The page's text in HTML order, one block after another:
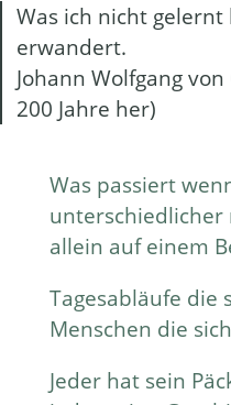
Was ich nicht gelernt
erwandert.
Johann Wolfgang
200 Jahre her)
Was passiert
unterschiedlicher
allein auf einem
Tagesabläufe die
Menschen die
Jeder hat sein